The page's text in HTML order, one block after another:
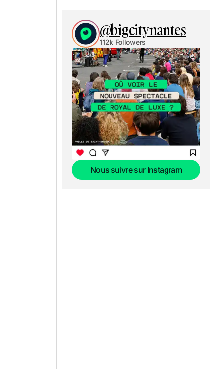
@bigcitynantes
112k Followers
Nous suivre sur Instagram